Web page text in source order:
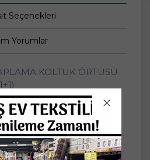
Seçenekleri
Yorumlar
KOLTUK ÖRTÜSÜ
İÇİN ÖRTÜ
İÇİN ÖRTÜ